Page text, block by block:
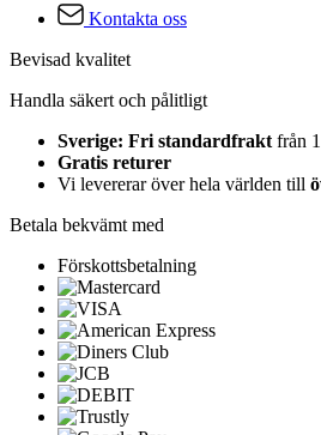
Kontakta oss
Bevisad kvalitet
Handla säkert och pålitligt
Sverige: Fri standardfrakt från
Gratis returer
Vi levererar över hela världen till
Betala bekvämt med
Förskottsbetalning